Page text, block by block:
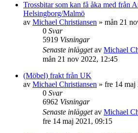
Trossbitar som kan få åka med från
Helsingborg/Malmö
av Michael Christiansen » mån 21
0 Svar
5919 Visningar
Senaste inläggetav Michael
mån 21 nov 2022, 12:45
(Möbel) frakt från UK
av Michael Christiansen » fre 14 maj
0 Svar
6962 Visningar
Senaste inläggetav Michael
fre 14 maj 2021, 09:15